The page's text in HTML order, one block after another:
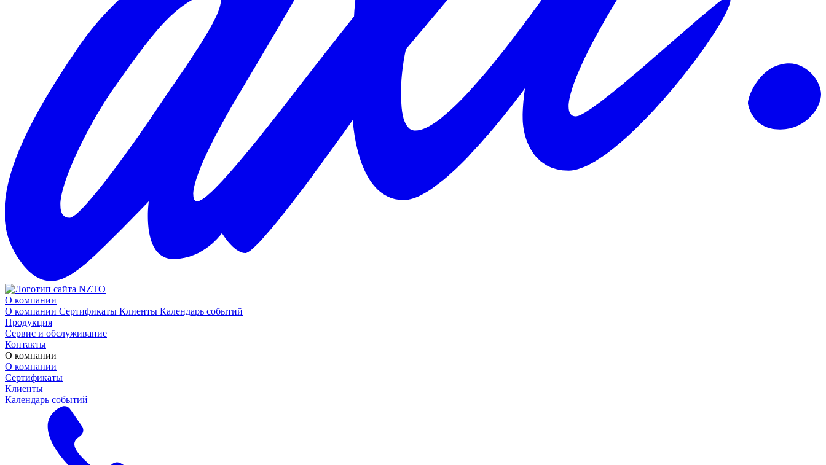
О компании
О компании Сертификаты Клиенты Календарь событий
Продукция
Сервис и обслуживание
Контакты
О компании
О компании
Сертификаты
Клиенты
Календарь событий